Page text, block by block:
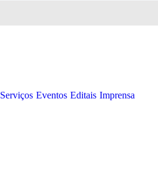
Serviços Eventos Editais Imprensa